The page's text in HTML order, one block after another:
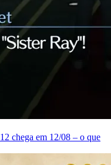
chega em 12/08 – o que